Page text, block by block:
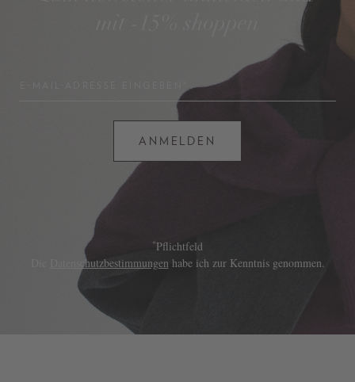
ANMELDEN
*Pflichtfeld
Datenschutzbestimmungen habe ich zur Kenntnis genommen.